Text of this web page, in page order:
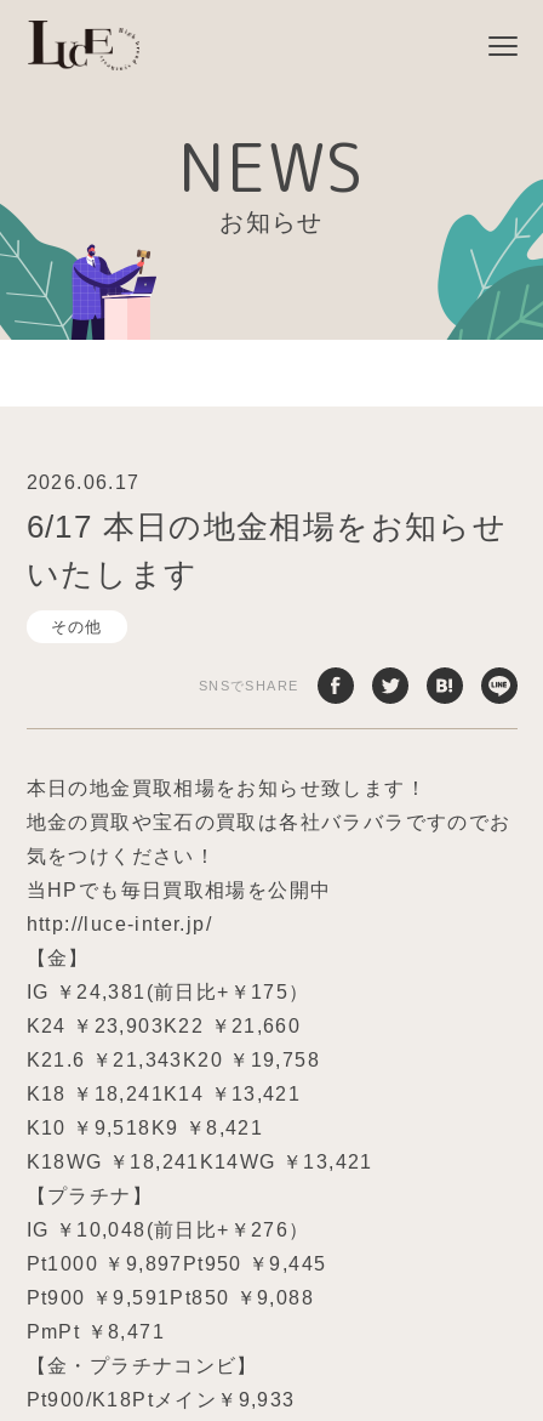
NEWS
お知らせ
2026.06.17
6/17 本日の地金相場をお知らせ
いたします
その他
SNSでSHARE
本日の地金買取相場をお知らせ致します！
地金の買取や宝石の買取は各社バラバラですのでお
気をつけください！
当HPでも毎日買取相場を公開中
http://luce-inter.jp/
【金】
IG ￥24,381(前日比+￥175）
K24 ￥23,903K22 ￥21,660
K21.6 ￥21,343K20 ￥19,758
K18 ￥18,241K14 ￥13,421
K10 ￥9,518K9 ￥8,421
K18WG ￥18,241K14WG ￥13,421
【プラチナ】
IG ￥10,048(前日比+￥276）
Pt1000 ￥9,897Pt950 ￥9,445
Pt900 ￥9,591Pt850 ￥9,088
PmPt ￥8,471
【金・プラチナコンビ】
Pt900/K18Ptメイン￥9,933